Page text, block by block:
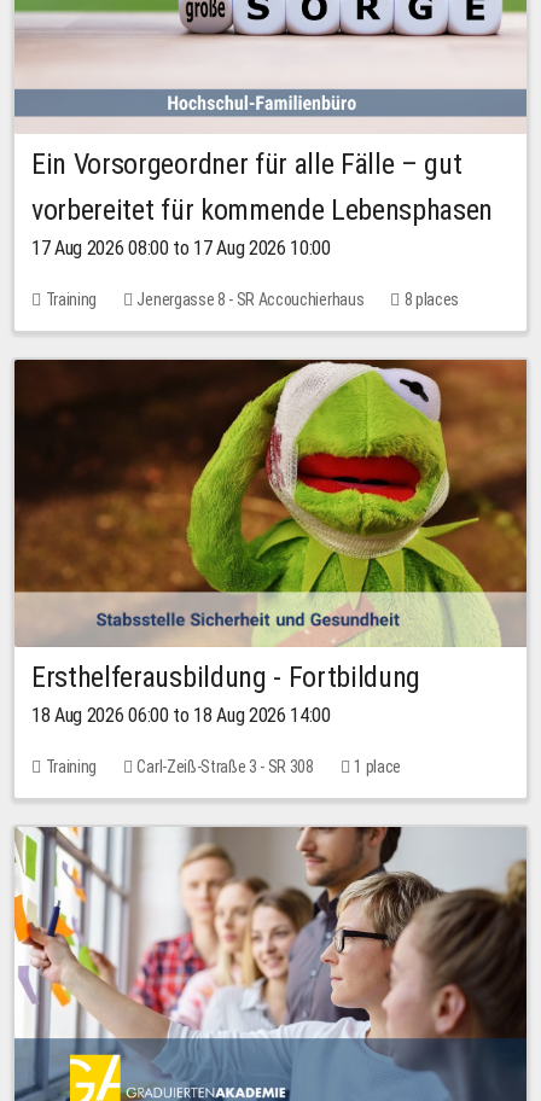
Ein Vorsorgeordner für alle Fälle – gut
vorbereitet für kommende Lebensphasen
17 Aug 2026 08:00 to 17 Aug 2026 10:00
Training Jenergasse 8 - SR Accouchierhaus 8 places
Ersthelferausbildung - Fortbildung
18 Aug 2026 06:00 to 18 Aug 2026 14:00
Training Carl-Zeiß-Straße 3 - SR 308 1 place